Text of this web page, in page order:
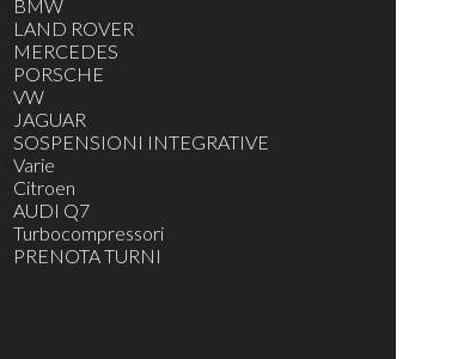
BMW
LAND ROVER
MERCEDES
PORSCHE
VW
JAGUAR
SOSPENSIONI INTEGRATIVE
Varie
Citroen
AUDI Q7
Turbocompressori
PRENOTA TURNI